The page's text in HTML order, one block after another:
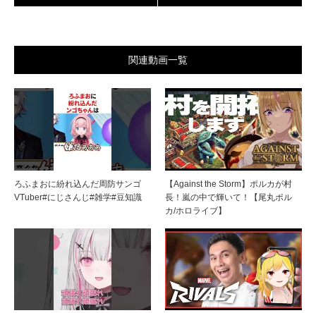
関連動画一覧
ろふまおに紛れ込んだ周防サンゴ
VTuber#にじさんじ#雑学#豆知識
【Against the Storm】ポルカが村
長！嵐の中で輝いて！【尾丸ポル
カ/ホロライブ】